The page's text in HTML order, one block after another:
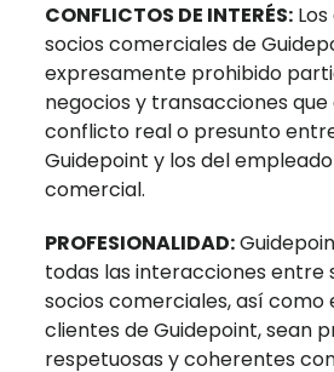
CONFLICTOS DE INTERÉS:
socios comerciales de
expresamente prohibido
negocios y transacciones
conflicto real o presunto
Guidepoint y los del
comercial.
PROFESIONALIDAD:
todas las interacciones entre
socios comerciales, así como
clientes de Guidepoint, sean
respetuosas y coherentes